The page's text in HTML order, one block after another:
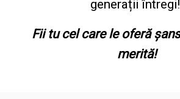
generații întregi!
Fii tu cel care le oferă
merită!